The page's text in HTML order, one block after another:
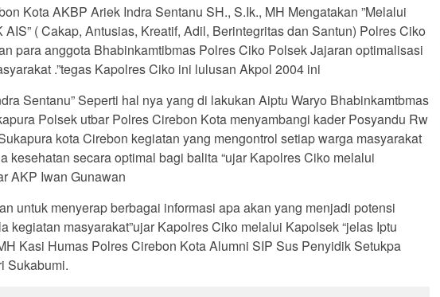
Kota AKBP Ariek Indra Sentanu SH., S.Ik., MH Mengatakan ”Melalui
AIS” ( Cakap, Antusias, Kreatif, Adil, Berintegritas dan Santun) Polres Ciko
para anggota Bhabinkamtibmas Polres Ciko Polsek Jajaran optimalisasi
.”tegas Kapolres Ciko ini lulusan Akpol 2004 ini
Sentanu” Seperti hal nya yang di lakukan Aiptu Waryo Bhabinkamtbmas
Polsek utbar Polres Cirebon Kota menyambangi kader Posyandu Rw
kota Cirebon kegiatan yang mengontrol setiap warga masyarakat
kesehatan secara optimal bagi balita “ujar Kapolres Ciko melalui
AKP Iwan Gunawan
untuk menyerap berbagai informasi apa akan yang menjadi potensi
kegiatan masyarakat”ujar Kapolres Ciko melalui Kapolsek “jelas Iptu
Kasi Humas Polres Cirebon Kota Alumni SIP Sus Penyidik Setukpa
Sukabumi.